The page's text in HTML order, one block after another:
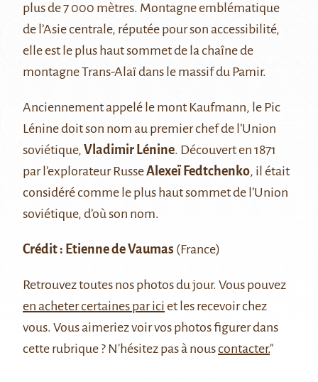
plus de 7 000 mètres. Montagne emblématique
de l’Asie centrale, réputée pour son accessibilité,
elle est le plus haut sommet de la chaîne de
montagne Trans-Alaï dans le massif du Pamir.
Anciennement appelé le mont Kaufmann, le Pic
Lénine doit son nom au premier chef de l’Union
soviétique, Vladimir Lénine. Découvert en 1871
par l’explorateur RusseAlexeï Fedtchenko, il était
considéré comme le plus haut sommet de l’Union
soviétique, d’où son nom.
Crédit : Etienne de Vaumas (France)
Retrouveztoutes nos photos du jour. Vous pouvez
en acheter certaines par ici et les recevoir chez
vous. Vous aimeriez voir vos photos figurer dans
cette rubrique ? N'hésitez pas à nouscontacter."